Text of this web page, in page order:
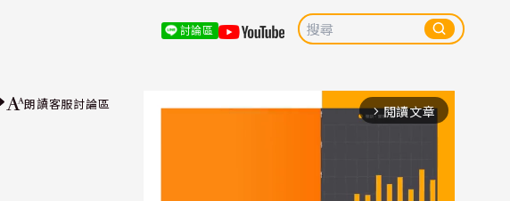
討論區
朗讀客服討論區 arrow_forward_ios 閱讀文章